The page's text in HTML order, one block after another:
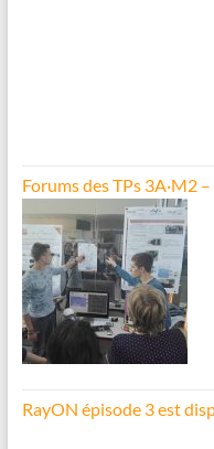
Forums des TPs 3A·M2
RayON épisode 3 est